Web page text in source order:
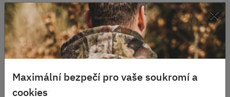
Zavírací nůž HABLOCK
Skladem
Nůž KERSHAW zavírací
OSO SWEET
Skladem
960 Kč
DO KOŠÍKU
×
Maximální bezpečí pro vaše soukromí a
cookies